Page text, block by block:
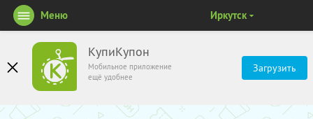
КупиКупон
Мобильное приложение
ещё удобнее
Загрузить
Меню Иркутск